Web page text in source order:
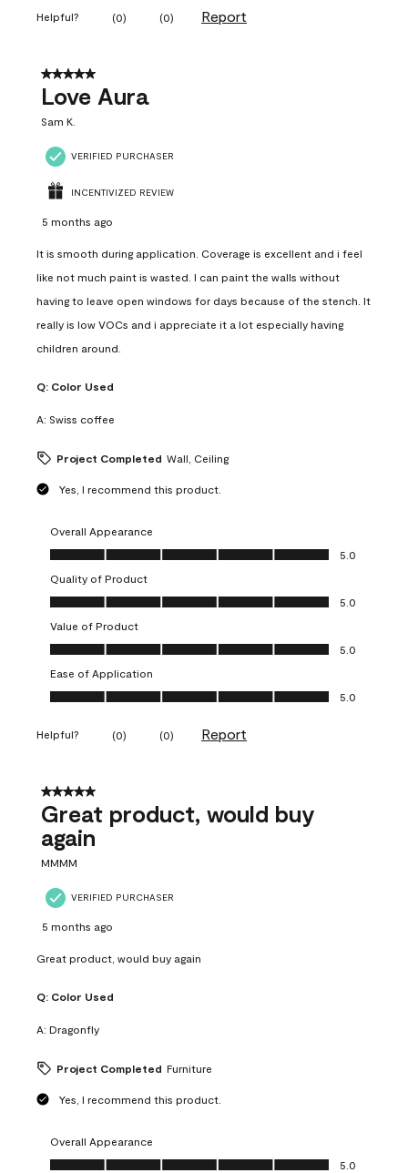
Helpful? (0) (0) Report
5 out of 5 stars.
Love Aura
Sam K.
VERIFIED PURCHASER
INCENTIVIZED REVIEW
5 months ago
It is smooth during application. Coverage is excellent and i feel
like not much paint is wasted. I can paint the walls without
having to leave open windows for days because of the stench. It
really is low VOCs and i appreciate it a lot especially having
children around.
Q: Color Used
A: Swiss coffee
Project Completed Wall, Ceiling
Yes, I recommend this product.
Overall Appearance
Overall Appearance, 5.0 out of 5
5.0
Quality of Product
Quality of Product, 5.0 out of 5
5.0
Value of Product
Value of Product, 5.0 out of 5
5.0
Ease of Application
Ease of Application, 5.0 out of 5
5.0
Helpful? (0) (0) Report
5 out of 5 stars.
Great product, would buy
again
MMMM
VERIFIED PURCHASER
5 months ago
Great product, would buy again
Q: Color Used
A: Dragonfly
Project Completed Furniture
Yes, I recommend this product.
Overall Appearance
Overall Appearance, 5.0 out of 5
5.0